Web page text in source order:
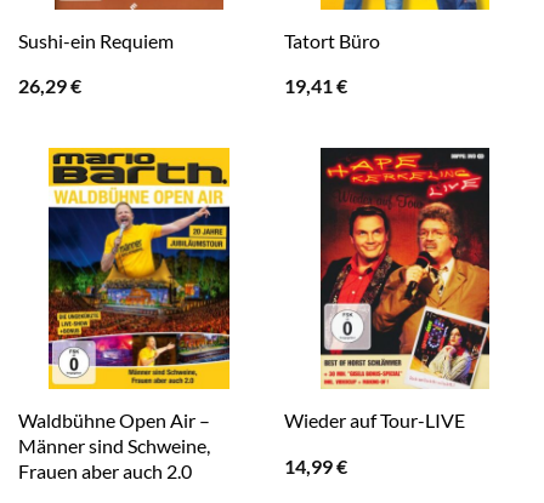
Sushi-ein Requiem
26,29€
Tatort Büro
19,41€
Waldbühne Open Air –
Männer sind Schweine,
Frauen aber auch 2.0
Wieder auf Tour-LIVE
14,99€